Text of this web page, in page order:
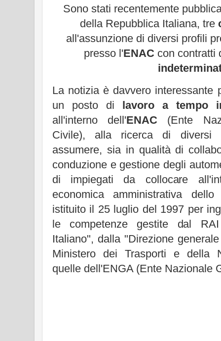
Sono stati recentemente
della Repubblica Italiana, tre
all'assunzione di diversi profili
presso l'ENAC con contratti
La notizia è davvero interessante
un posto di lavoro a tempo
all'interno dell'ENAC (Ente
Civile), alla ricerca di diversi
assumere, sia in qualità di
conduzione e gestione degli
di impiegati da collocare
economica amministrativa
istituito il 25 luglio del 1997 per
le competenze gestite dal RAI
Italiano", dalla "Direzione
Ministero dei Trasporti e della
quelle dell'ENGA (Ente Nazionale